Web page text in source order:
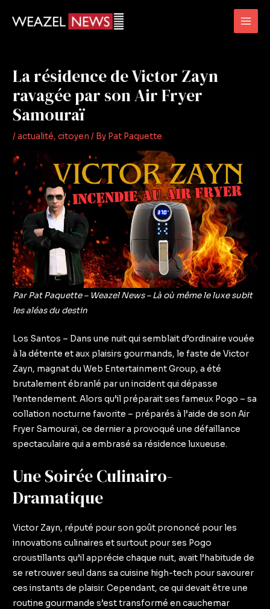
Main
La résidence de Victor Zayn
ravagée par son Air Fryer
Samouraï
/actualité,citoyen / By Pat Paquette
Par Pat Paquette – Weazel News – Là où même le luxe subit
les aléas du destin
Los Santos – Dans une nuit qui semblait d’ordinaire vouée
à la détente et aux plaisirs gourmands, le faste de Victor
Zayn, magnat du Web Entertainment Group, a été
brutalement ébranlé par un incident qui dépasse
l’entendement. Alors qu’il préparait ses fameux Pogo – sa
collation nocturne favorite – préparés à l’aide de son Air
Fryer Samouraï, ce dernier a provoqué une défaillance
spectaculaire qui a embrasé sa résidence luxueuse.
Une Soirée Culinairo-
Dramatique
Victor Zayn, réputé pour son goût prononcé pour les
innovations culinaires et surtout pour ses Pogo
croustillants qu’il apprécie chaque nuit, avait l’habitude de
se retrouver seul dans sa cuisine high-tech pour savourer
ces instants de plaisir. Cependant, ce qui devait être une
routine gourmande s’est transformé en cauchemar
navigation